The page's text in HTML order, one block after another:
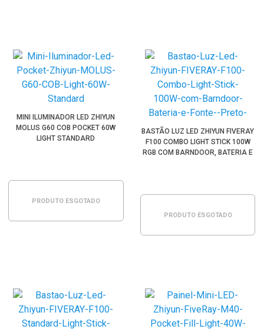
MINI ILUMINADOR LED ZHIYUN
MOLUS G60 COB POCKET 60W
LIGHT STANDARD
PRODUTO ESGOTADO
BASTÃO LUZ LED ZHIYUN FIVERAY
F100 COMBO LIGHT STICK 100W
RGB COM BARNDOOR, BATERIA E
PRODUTO ESGOTADO